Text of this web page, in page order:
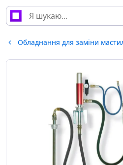
Обладнання для заміни